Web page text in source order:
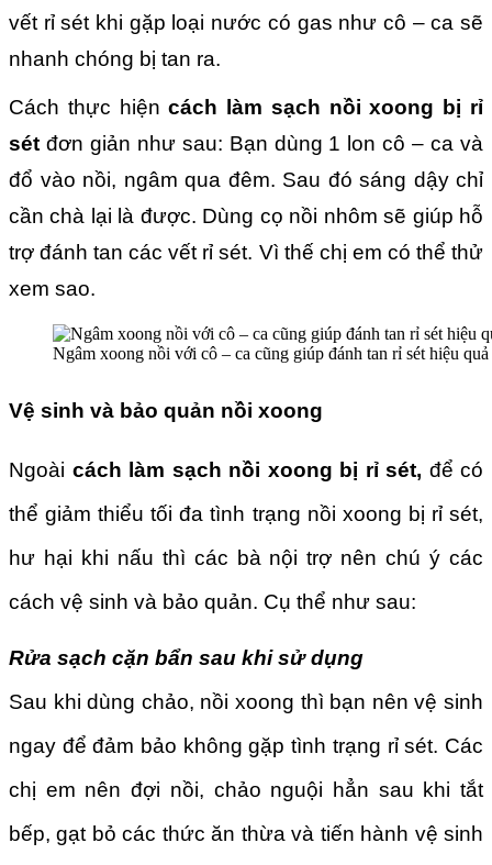
vết rỉ sét khi gặp loại nước có gas như cô – ca sẽ
nhanh chóng bị tan ra.
Cách thực hiệncách làm sạch nồi xoong bị rỉ
sét đơn giản như sau: Bạn dùng 1 lon cô – ca và
đổ vào nồi, ngâm qua đêm. Sau đó sáng dậy chỉ
cần chà lại là được. Dùng cọ nồi nhôm sẽ giúp hỗ
trợ đánh tan các vết rỉ sét. Vì thế chị em có thể thử
xem sao.
Ngâm xoong nồi với cô – ca cũng giúp đánh tan rỉ sét hiệu quả
Vệ sinh và bảo quản nồi xoong
Ngoài cách làm sạch nồi xoong bị rỉ sét, để có
thể giảm thiểu tối đa tình trạng nồi xoong bị rỉ sét,
hư hại khi nấu thì các bà nội trợ nên chú ý các
cách vệ sinh và bảo quản. Cụ thể như sau:
Rửa sạch cặn bẩn sau khi sử dụng
Sau khi dùng chảo, nồi xoong thì bạn nên vệ sinh
ngay để đảm bảo không gặp tình trạng rỉ sét. Các
chị em nên đợi nồi, chảo nguội hẳn sau khi tắt
bếp, gạt bỏ các thức ăn thừa và tiến hành vệ sinh